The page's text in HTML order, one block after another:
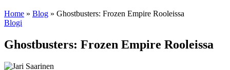
Home » Blog » Ghostbusters: Frozen Empire Rooleissa
Blogi
Ghostbusters: Frozen Empire Rooleissa